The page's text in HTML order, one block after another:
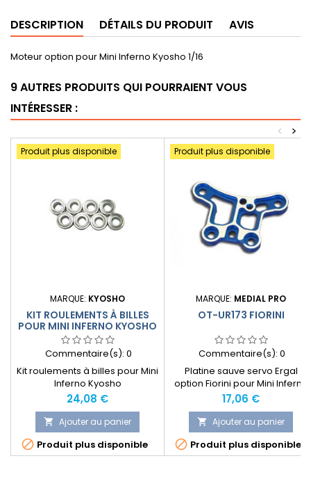
DESCRIPTION DÉTAILS DU PRODUIT AVIS
Moteur option pour Mini Inferno Kyosho 1/16
9 AUTRES PRODUITS QUI POURRAIENT VOUS
INTÉRESSER :
>
<
Produit plus disponible
MARQUE: KYOSHO
KIT ROULEMENTS À BILLES
POUR MINI INFERNO KYOSHO
Commentaire(s): 0
Kit roulements à billes pour Mini
Inferno Kyosho
Prix
24,08 €
 Ajouter au panier
 Produit plus disponible
Produit plus disponible
MARQUE: MEDIAL PRO
OT-UR173 FIORINI
Commentaire(s): 0
Platine sauve servo Ergal
option Fiorini pour Mini Inferno
777
Prix
17,06 €
 Ajouter au panier
 Produit plus disponible